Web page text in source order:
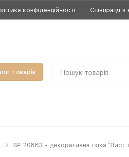
конфіденційності Співпраця з
товарів
SP 20863 - декоративна гілка "Лист